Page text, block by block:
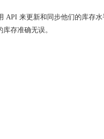
API 来更新和同步他们的库存
库存准确无误。